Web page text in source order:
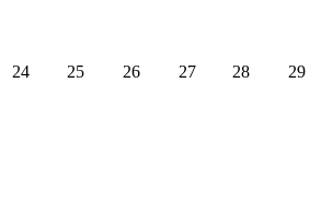
24 25 26 27 28 29